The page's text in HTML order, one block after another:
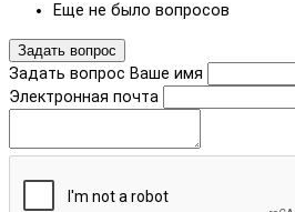
Еще не было вопросов
Задать вопрос
Задать вопрос Ваше имя
Электронная почта